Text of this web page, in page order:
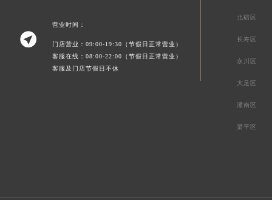

营业时间：
门店营业：09:00-19:30（节假日正常营业）
客服在线：08:00-22:00（节假日正常营业）
客服及门店节假日不休
北碚区
长寿区
永川区
大足区
潼南区
梁平区